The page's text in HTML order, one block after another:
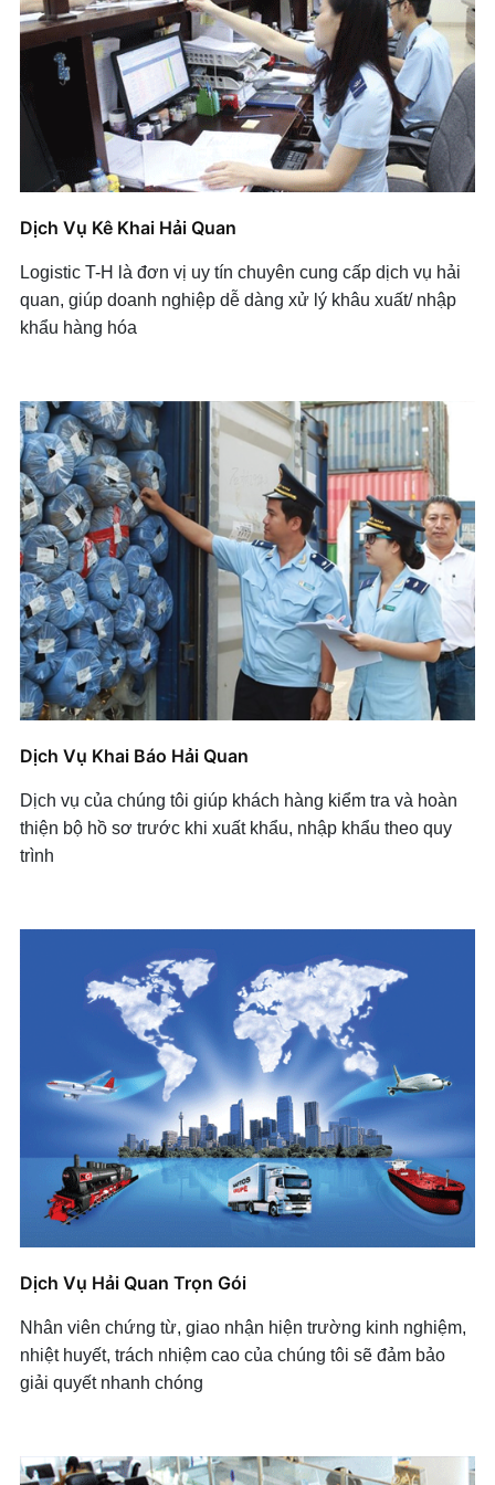
Dịch Vụ Kê Khai Hải Quan
Logistic T-H là đơn vị uy tín chuyên cung cấp dịch vụ hải
quan, giúp doanh nghiệp dễ dàng xử lý khâu xuất/ nhập
khẩu hàng hóa
Dịch Vụ Khai Báo Hải Quan
Dịch vụ của chúng tôi giúp khách hàng kiểm tra và hoàn
thiện bộ hồ sơ trước khi xuất khẩu, nhập khẩu theo quy
trình
Dịch Vụ Hải Quan Trọn Gói
Nhân viên chứng từ, giao nhận hiện trường kinh nghiệm,
nhiệt huyết, trách nhiệm cao của chúng tôi sẽ đảm bảo
giải quyết nhanh chóng